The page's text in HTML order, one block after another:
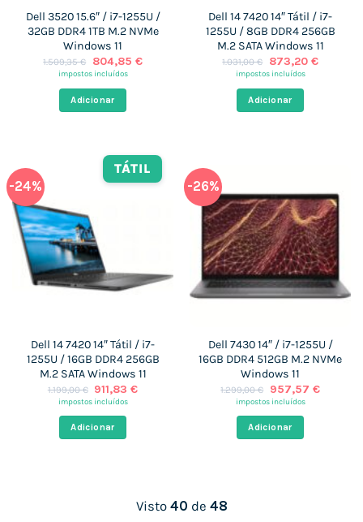
Dell 3520 15.6″ / i7-1255U /
32GB DDR4 1TB M.2 NVMe
Windows 11
1.509,35€
O
preço
era:
1.509,35 €.
804,85 €O
impostos incluídos
Adicionar
Dell 14 7420 14″ Tátil / i7-
1255U / 8GB DDR4 256GB
M.2 SATA Windows 11
1.031,00€
O
preço
era:
1.031,00 €.
873,20 €O
impostos incluídos
Adicionar
-24%
TÁTIL
Dell 14 7420 14″ Tátil / i7-
1255U / 16GB DDR4 256GB
M.2 SATA Windows 11
1.199,00€ O
preço
era:
1.199,00 €.
911,83€O
impostos incluídos
Adicionar
-26%
Dell 7430 14″ / i7-1255U /
16GB DDR4 512GB M.2 NVMe
Windows 11
1.299,00€
O
preço
era:
1.299,00 €.
957,57 €O
impostos incluídos
Adicionar
Visto 40 de 48